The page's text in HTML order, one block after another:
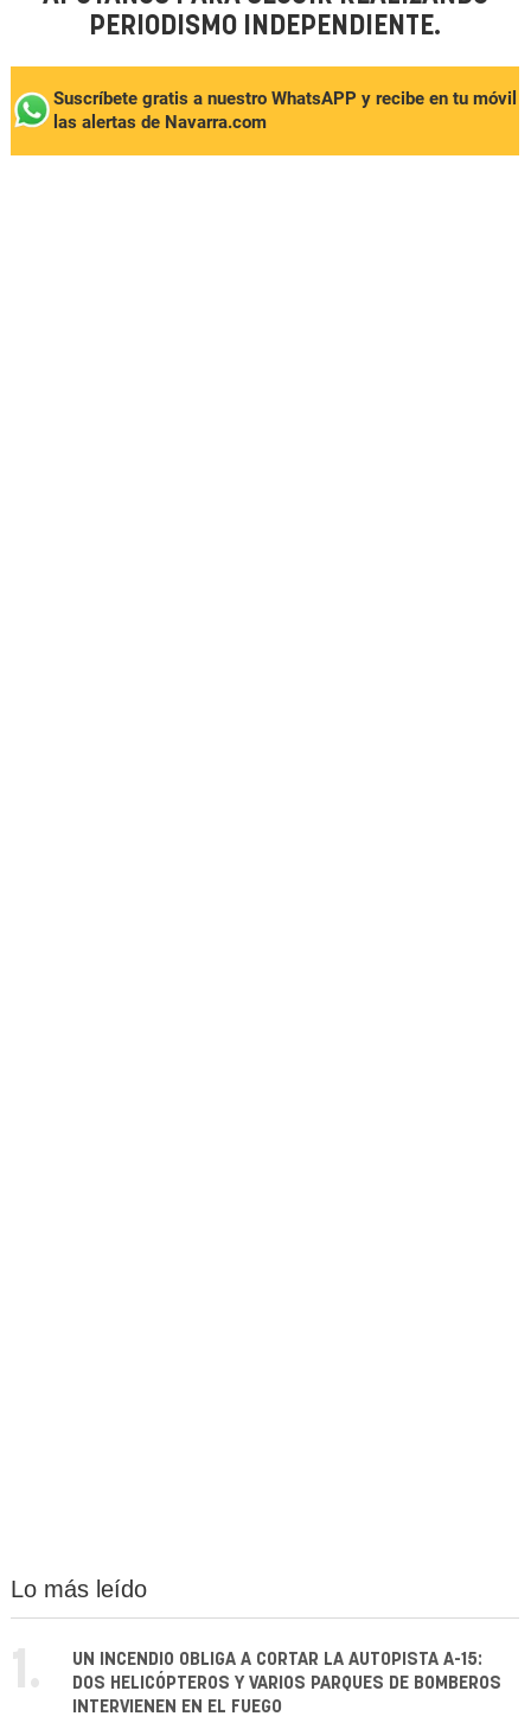
PERIODISMO INDEPENDIENTE.
Suscríbete gratis a nuestro WhatsAPP y recibe en tu móvil
las alertas de Navarra.com
Lo más leído
1.
UN INCENDIO OBLIGA A CORTAR LA AUTOPISTA A-15:
DOS HELICÓPTEROS Y VARIOS PARQUES DE BOMBEROS
INTERVIENEN EN EL FUEGO